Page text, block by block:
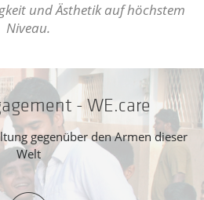
und Ästhetik auf höchstem
Niveau.
- WE.care
gegenüber den Armen dieser
Welt